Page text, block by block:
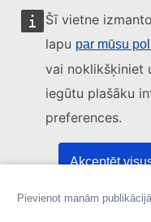
Šī vietne
lapu par mūsu
vai noklikšķiniet
iegūtu plašāku
preferences.
Akceptēt
Akceptēt
Pievienot manām
Saziņas veidlapa
ES centru
Sociālie mediji
ES konti sociālajos
ES iestādes un
Meklēt visas ES